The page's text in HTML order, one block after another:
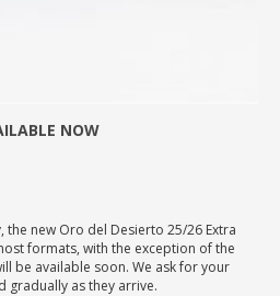
NOW
the new Oro del Desierto 25/26 Extra
formats, with the exception of the
be available soon. We ask for your
gradually as they arrive.